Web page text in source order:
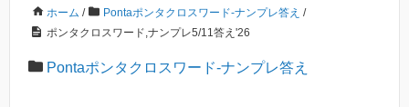
ホーム / Pontaポンタクロスワード-ナンプレ答え /
ポンタクロスワード,ナンプレ5/11答え'26
Pontaポンタクロスワード-ナンプレ答え